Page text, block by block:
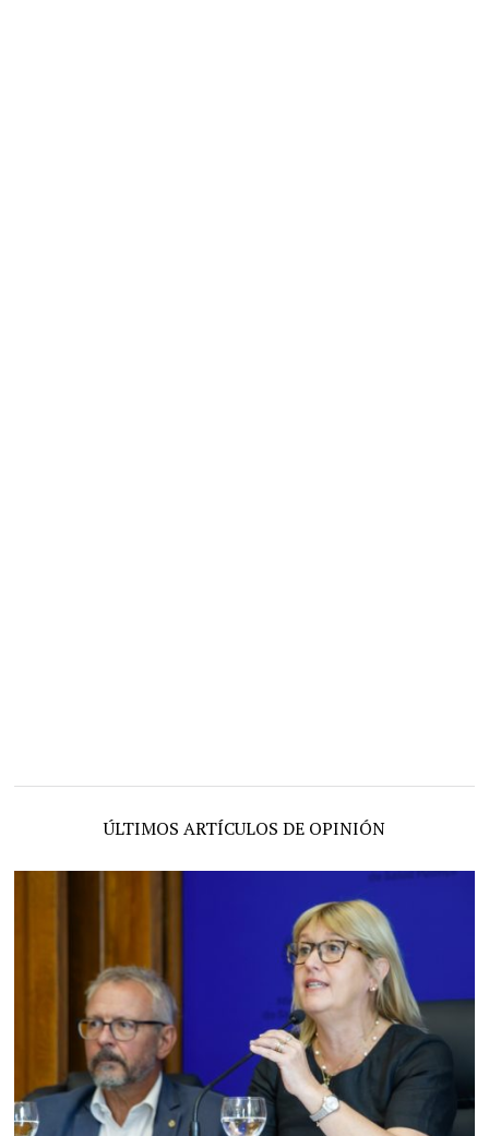
ÚLTIMOS ARTÍCULOS DE OPINIÓN